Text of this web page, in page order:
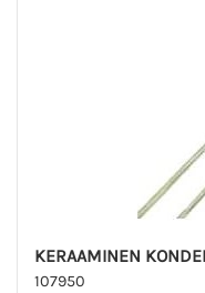
KERAAMINEN
107950